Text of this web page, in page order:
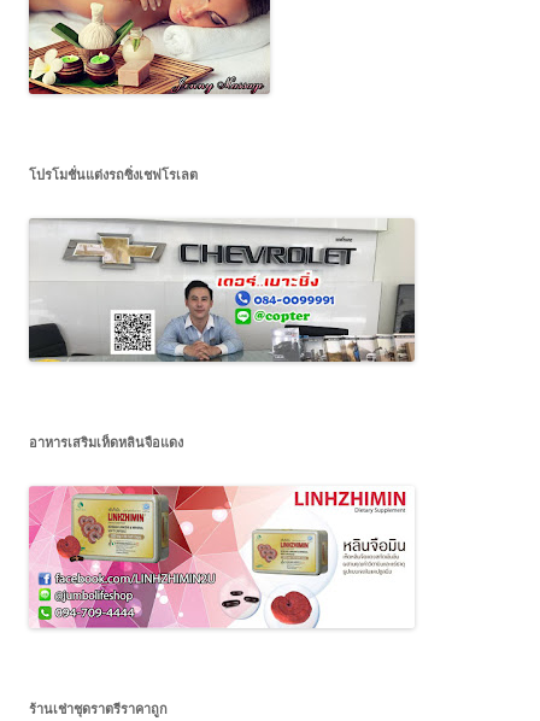
โปรโมชั่นแต่งรถซิ่งเชฟโรเลต
อาหารเสริมเห็ดหลินจือแดง
ร้านเช่าชุดราตรีราคาถูก